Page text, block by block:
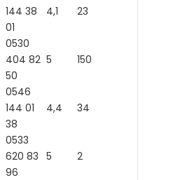
144 38
01
4,1 23
0530
404 82
50
5 150
0546
144 01
38
4,4 34
0533
620 83
96
5 2